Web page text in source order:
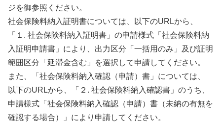
ジを御参照ください。
社会保険料納入証明書については、以下のURLから、
「１. 社会保険料納入証明書」の申請様式「社会保険料納
入証明申請書」により、出力区分「一括用のみ」及び証明
範囲区分「延滞金含む」を選択して申請してください。
また、「社会保険料納入確認（申請）書」については、
以下のURLから、「２. 社会保険料納入確認書」のうち、
申請様式「社会保険料納入確認（申請）書（未納の有無を
確認する場合）」により申請してください。